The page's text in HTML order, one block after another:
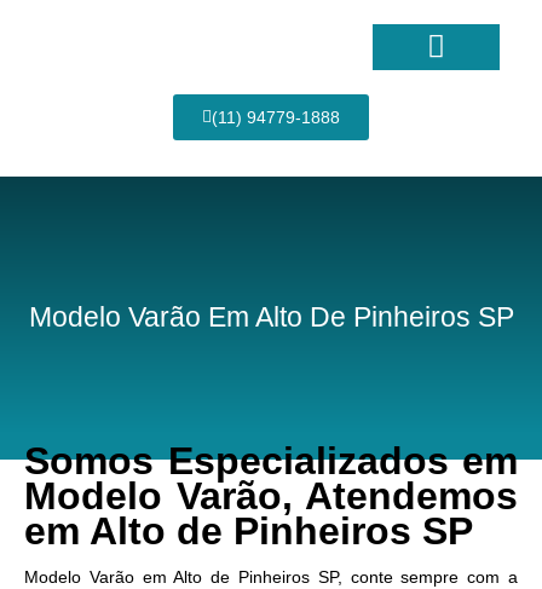
(11) 94779-1888
Modelo Varão Em Alto De Pinheiros SP
Somos Especializados em
Modelo Varão, Atendemos
em Alto de Pinheiros SP
Modelo Varão em Alto de Pinheiros SP, conte sempre com a